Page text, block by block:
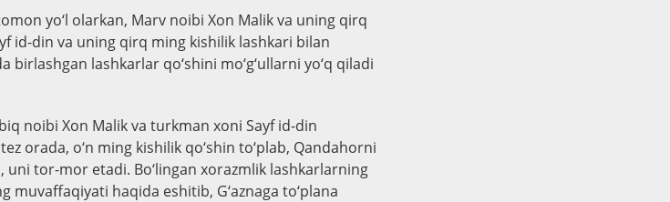
yo‘l olarkan, Marv noibi Xon Malik va uning qirq
id-din va uning qirq ming kishilik lashkari bilan
lashkarlar qo‘shini mo‘g‘ullarni yo‘q qiladi
noibi Xon Malik va turkman xoni Sayf id-din
orada, o‘n ming kishilik qo‘shin to‘plab, Qandahorni
uni tor-mor etadi. Bo‘lingan xorazmlik lashkarlarning
muvaffaqiyati haqida eshitib, G‘aznaga to‘plana